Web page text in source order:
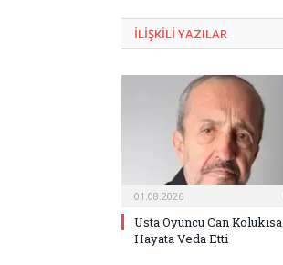
ILIŞKILI YAZILAR
01.08.2026
Usta Oyuncu Can Kolukısa
Hayata Veda Etti